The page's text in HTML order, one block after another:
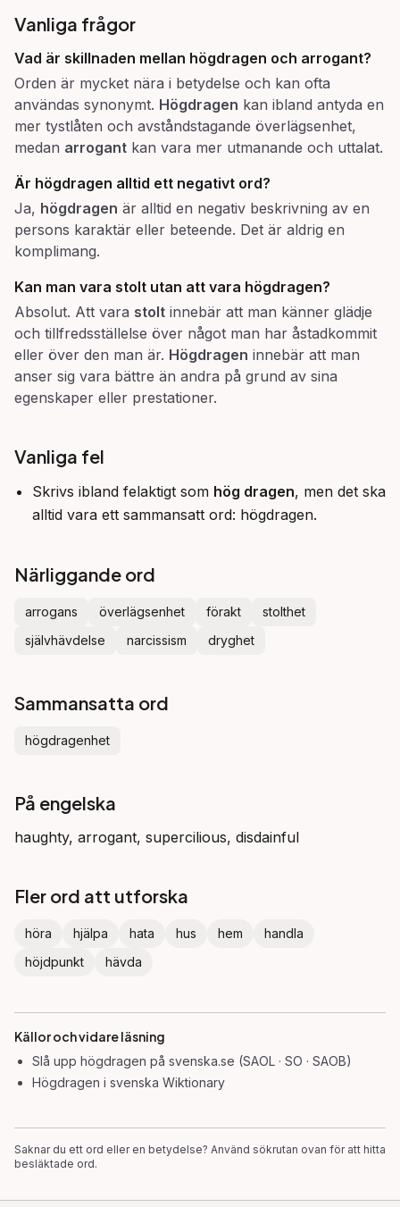
Vanliga frågor
Vad är skillnaden mellan högdragen och arrogant?
Orden är mycket nära i betydelse och kan ofta
användas synonymt. Högdragen kan ibland antyda en
mer tystlåten och avståndstagande överlägsenhet,
medan arrogant kan vara mer utmanande och uttalat.
Är högdragen alltid ett negativt ord?
Ja, högdragen är alltid en negativ beskrivning av en
persons karaktär eller beteende. Det är aldrig en
komplimang.
Kan man vara stolt utan att vara högdragen?
Absolut. Att vara stolt innebär att man känner glädje
och tillfredsställelse över något man har åstadkommit
eller över den man är. Högdragen innebär att man
anser sig vara bättre än andra på grund av sina
egenskaper eller prestationer.
Vanliga fel
Skrivs ibland felaktigt som hög dragen, men det ska
alltid vara ett sammansatt ord: högdragen.
Närliggande ord
arrogans överlägsenhet förakt
stolthet
självhävdelse
narcissism dryghet
Sammansatta ord
högdragenhet
På engelska
haughty, arrogant, supercilious, disdainful
Fler ord att utforska
höra hjälpa hata hus hem
handla
höjdpunkt
hävda
Källor och vidare läsning
Slå upp högdragen på svenska.se (SAOL · SO · SAOB)
Högdragen i svenska Wiktionary
Saknar du ett ord eller en betydelse? Använd sökrutan ovan för att hitta
besläktade ord.